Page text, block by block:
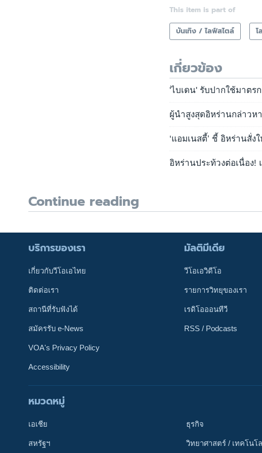
ติดตามเรา
This item is part of
บันเทิง / ไลฟ์สไตล์
โ
เกี่ยวข้อง
'ไบเดน' รับปากใช้มาตร
ผู้นำสูงสุดอิหร่านกล่าวหา
‘แอมเนสตี้’ ชี้ อิหร่านสั่ง
อิหร่านประท้วงต่อเนื่อง
Continue reading
บริการของเรา
เกี่ยวกับวีโอเอไทย
ติดต่อเรา
สถานีที่รับฟังได้
สมัครรับ e-News
VOA's Privacy Policy
Accessibility
มัลติมีเดีย
วีโอเอวิดีโอ
รายการวิทยุของเรา
เรดิโอออนทีวี
RSS / Podcasts
หมวดหมู่
เอเชีย
สหรัฐฯ
ธุรกิจ
วิทยาศาสตร์ / เทคโนโ